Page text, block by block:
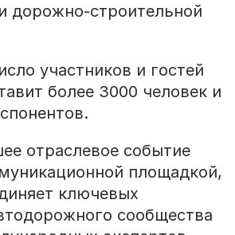
дорожно-строительной
участников и гостей
более 3000 человек и
отраслевое событие
площадкой,
ключевых
сообщества